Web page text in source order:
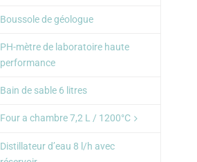
Boussole de géologue
PH-mètre de laboratoire haute
performance
Bain de sable 6 litres
Four a chambre 7,2 L / 1200°C
Distillateur d’eau 8 l/h avec